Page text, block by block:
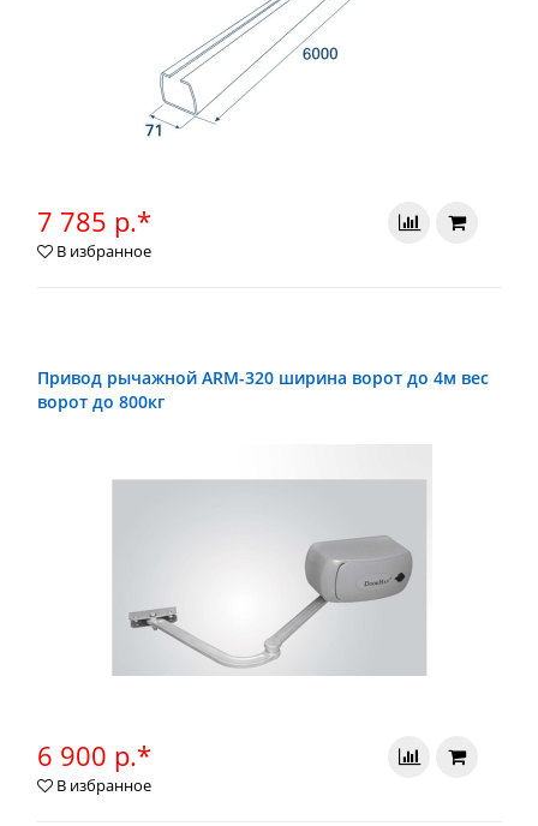
7 785 р.*
В избранное
Привод рычажной ARM-320 ширина ворот до 4м вес
ворот до 800кг
6 900 р.*
В избранное